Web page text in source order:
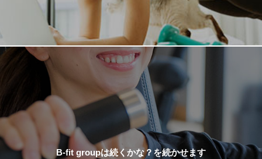
B-fit groupは続くかな？を続かせます